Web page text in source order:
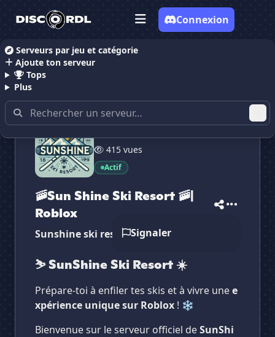
Serveurs par jeu et catégorie
Ajoute ton serveur
Tops
Plus
Connexion
Accueil Serveurs Discord Gaming
415 vues
Actif
🚠Sun Shine Ski Resort 🚠|
Roblox
Signaler
Sunshine ski resort
⛷️ SunShine Ski Resort ☀️
Prépare-toi à enfiler tes skis et à vivre unee
xpérience unique sur Roblox ! ❄️
Bienvenue sur le serveur officiel deSunShi
Vote pour🚠Sun Shine Ski R...
🚠Sun Shine Ski...
Es-tu sûr de vouloir supprimer ton avis de ce
serveur ?
🚠Sun Shine Ski R...